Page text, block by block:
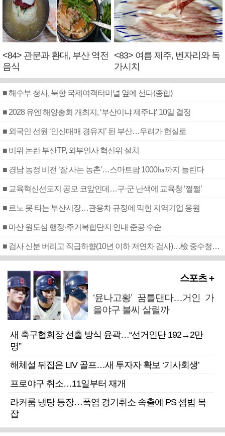
<84> 관문과 환대, 부산 역전
음식
<83> 여름 제주, 벤자리와 독
가시치
■ 해수부 청사, 북항 국제여객터미널 옆에 선다(종합)
■ 2028 유엔 해양총회 개최지, ‘부산이냐 제주냐’ 10일 결정
■ 외국인 선원 ‘인신매매 경유지’ 된 부산…우려가 현실로
■ 비위 논란 부산TP, 외부인사 혁신위 설치
■ 경남 농정 비전 ‘잘 사는 농촌’…스마트팜 1000㏊까지 늘린다
■ 교육혁신선도지 공모 코앞인데…구·군 난색에 교육청 ‘쩔쩔’
■ 르노 못 타는 부산시장…관용차 규정에 막힌 지역기업 응원
■ 마산 원도심 행정·주거복합단지 연내 준공 수순
■ 검사 신분 버리고 직급하향(10년 이하 저연차 검사)…檢 중수청행 기피
스포츠 +
‘윤나고황’ 꿈틀댄다…거인 가
을야구 불씨 살릴까
새 축구협회장 선출 방식 윤곽…“선거인단 192→2만
명”
해체설 뒤집은 LIV 골프…새 투자자 확보 ‘기사회생’
프로야구 취소…11일부터 재개
라커룸 냉탕 등장…폭염 경기취소 속출에 PS 셈법 복
잡